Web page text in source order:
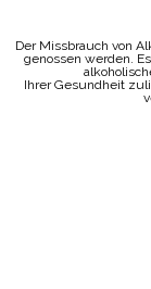
Der Missbrauch von
genossen werden.
Ihrer Gesundheit